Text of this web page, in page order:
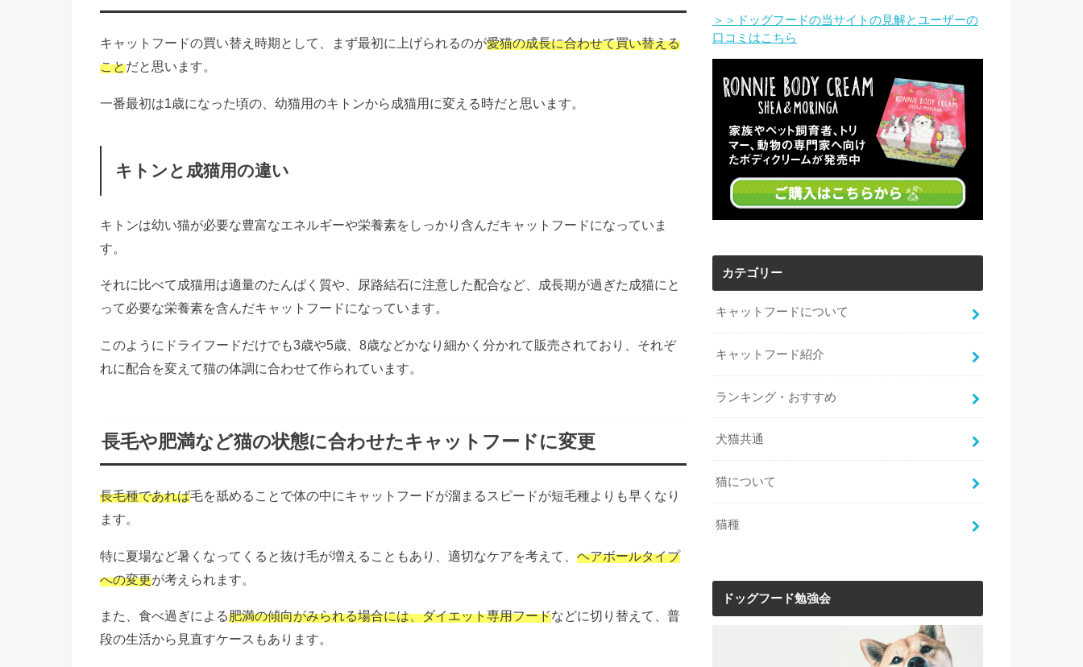
キャットフードの買い替え時期として、まず最初に上げられるのが愛猫の成長に合わせて買い替える
ことだと思います。
一番最初は1歳になった頃の、幼猫用のキトンから成猫用に変える時だと思います。
キトンと成猫用の違い
キトンは幼い猫が必要な豊富なエネルギーや栄養素をしっかり含んだキャットフードになっていま
す。
それに比べて成猫用は適量のたんぱく質や、尿路結石に注意した配合など、成長期が過ぎた成猫にと
って必要な栄養素を含んだキャットフードになっています。
このようにドライフードだけでも3歳や5歳、8歳などかなり細かく分かれて販売されており、それぞ
れに配合を変えて猫の体調に合わせて作られています。
長毛や肥満など猫の状態に合わせたキャットフードに変更
長毛種であれば毛を舐めることで体の中にキャットフードが溜まるスピードが短毛種よりも早くなり
ます。
特に夏場など暑くなってくると抜け毛が増えることもあり、適切なケアを考えて、 ヘアボールタイプ
への変更が考えられます。
また、食べ過ぎによる肥満の傾向がみられる場合には、ダイエット専用フードなどに切り替えて、普
段の生活から見直すケースもあります。
＞＞ドッグフードの当サイトの見解とユーザーの
口コミはこちら
カテゴリー
キャットフードについて
キャットフード紹介
ランキング・おすすめ
犬猫共通
猫について
猫種
ドッグフード勉強会